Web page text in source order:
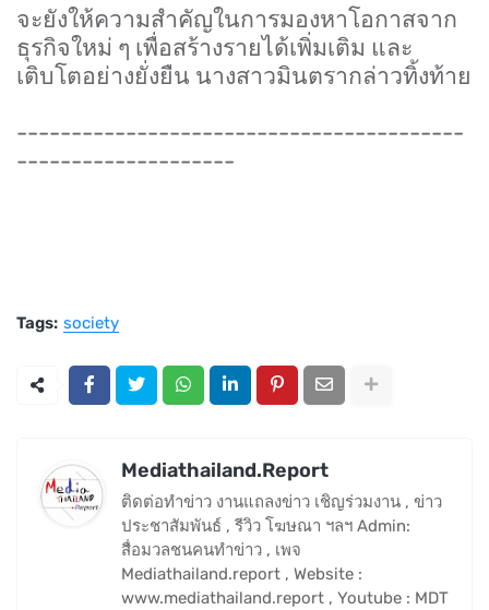
จะยังให้ความสำคัญในการมองหาโอกาสจาก
ธุรกิจใหม่ ๆ เพื่อสร้างรายได้เพิ่มเติม และ
เติบโตอย่างยั่งยืน นางสาวมินตรากล่าวทิ้งท้าย
-----------------------------------------
--------------------
Tags: society
Mediathailand.Report
ติดต่อทำข่าว งานแถลงข่าว เชิญร่วมงาน , ข่าว
ประชาสัมพันธ์ , รีวิว โฆษณา ฯลฯ Admin:
สื่อมวลชนคนทำข่าว , เพจ
Mediathailand.report , Website :
www.mediathailand.report , Youtube : MDT